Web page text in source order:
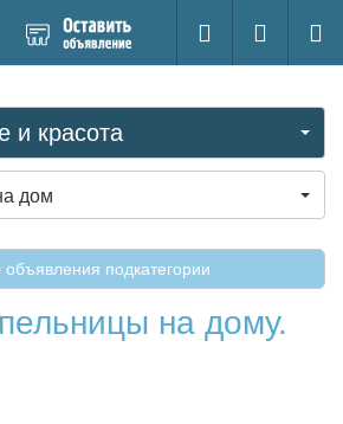
новое
Поиск
Вход на
и красота
дом
объявления подкатегории
на дому.